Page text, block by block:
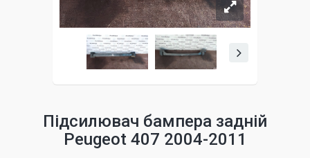
Підсилювач бампера задній
Peugeot 407 2004-2011